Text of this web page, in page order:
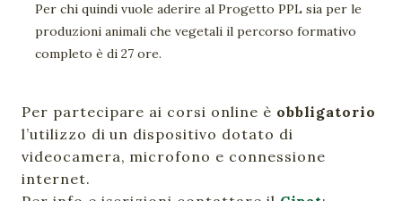
Per chi quindi vuole aderire al Progetto PPL sia per le
produzioni animali che vegetali il percorso formativo
completo è di 27 ore.
Per partecipare ai corsi online è obbligatorio
l’utilizzo di un dispositivo dotato di
videocamera, microfono e connessione
internet.